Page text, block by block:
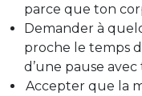
parce que ton
Demander à
proche le temps
d’une pause
Accepter que la